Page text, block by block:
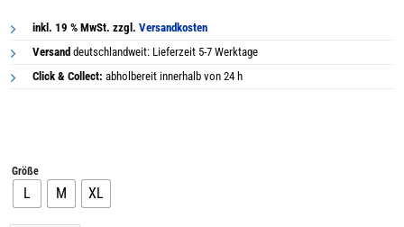
inkl. 19 % MwSt. zzgl.Versandkosten
Versand deutschlandweit: Lieferzeit 5-7 Werktage
Click & Collect: abholbereit innerhalb von 24 h
Größe
L M XL